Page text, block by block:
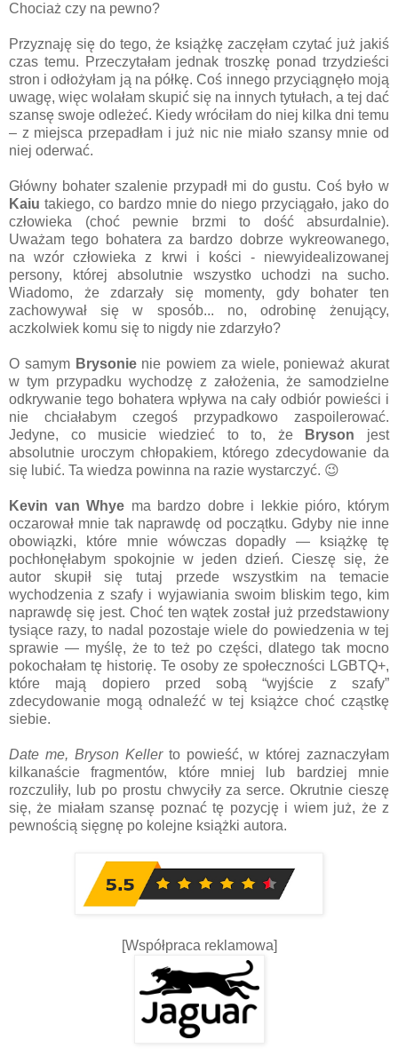
Chociaż czy na pewno?
Przyznaję się do tego, że książkę zaczęłam czytać już jakiś
czas temu. Przeczytałam jednak troszkę ponad trzydzieści
stron i odłożyłam ją na półkę. Coś innego przyciągnęło moją
uwagę, więc wolałam skupić się na innych tytułach, a tej dać
szansę swoje odleżeć. Kiedy wróciłam do niej kilka dni temu
– z miejsca przepadłam i już nic nie miało szansy mnie od
niej oderwać.
Główny bohater szalenie przypadł mi do gustu. Coś było w
Kaiu takiego, co bardzo mnie do niego przyciągało, jako do
człowieka (choć pewnie brzmi to dość absurdalnie).
Uważam tego bohatera za bardzo dobrze wykreowanego,
na wzór człowieka z krwi i kości - niewyidealizowanej
persony, której absolutnie wszystko uchodzi na sucho.
Wiadomo, że zdarzały się momenty, gdy bohater ten
zachowywał się w sposób... no, odrobinę żenujący,
aczkolwiek komu się to nigdy nie zdarzyło?
O samym Brysonie nie powiem za wiele, ponieważ akurat
w tym przypadku wychodzę z założenia, że samodzielne
odkrywanie tego bohatera wpływa na cały odbiór powieści i
nie chciałabym czegoś przypadkowo zaspoilerować.
Jedyne, co musicie wiedzieć to to, że
Bryson jest
absolutnie uroczym chłopakiem, którego zdecydowanie da
się lubić. Ta wiedza powinna na razie wystarczyć. 😉
Kevin van Whye ma bardzo dobre i lekkie pióro, którym
oczarował mnie tak naprawdę od początku. Gdyby nie inne
obowiązki, które mnie wówczas dopadły — książkę tę
pochłonęłabym spokojnie w jeden dzień. Cieszę się, że
autor skupił się tutaj przede wszystkim na temacie
wychodzenia z szafy i wyjawiania swoim bliskim tego, kim
naprawdę się jest. Choć ten wątek został już przedstawiony
tysiące razy, to nadal pozostaje wiele do powiedzenia w tej
sprawie — myślę, że to też po części, dlatego tak mocno
pokochałam tę historię. Te osoby ze społeczności LGBTQ+,
które mają dopiero przed sobą “wyjście z szafy”
zdecydowanie mogą odnaleźć w tej książce choć cząstkę
siebie.
Date me, Bryson Kellerto powieść, w której zaznaczyłam
kilkanaście fragmentów, które mniej lub bardziej mnie
rozczuliły, lub po prostu chwyciły za serce. Okrutnie cieszę
się, że miałam szansę poznać tę pozycję i wiem już, że z
pewnością sięgnę po kolejne książki autora.
[Współpraca reklamowa]